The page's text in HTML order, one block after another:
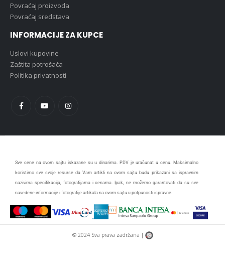
Povraćaj proizvoda
Povraćaj sredstava
INFORMACIJE ZA KUPCE
Uslovi kupovine
Zaštita potrošača
Politika privatnosti
Sve cene na ovom sajtu iskazane su u dinarima. PDV je uračunat u cenu. Maksimalno
koristimo sve svoje resurse da Vam artikli na ovom sajtu budu prikazani sa ispravnim
nazivima specifikacija, fotografijama i cenama. Ipak, ne možemo garantovati da su sve
navedene informacije i fotografije artikala na ovom sajtu u potpunosti ispravne.
© 2024 Sva prava zadržana |